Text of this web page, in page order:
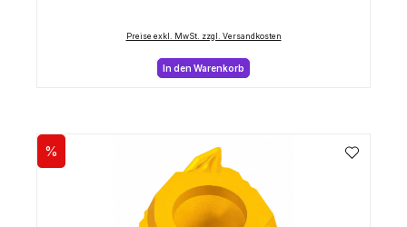
Preise exkl. MwSt. zzgl. Versandkosten
In den Warenkorb
Rabatt
%